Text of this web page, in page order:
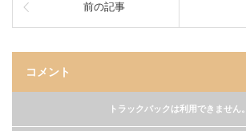
前の記事
コメント
トラックバックは利用できません。